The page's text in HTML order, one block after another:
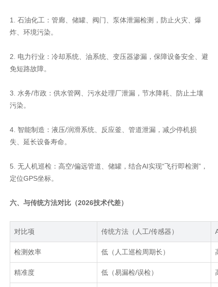
1. 石油化工：管廊、储罐、阀门、泵体泄漏检测，防止火灾、爆
炸、环境污染。
2. 电力行业：冷却系统、油系统、变压器渗漏，保障设备安全、避
免短路故障。
3. 水务/市政：供水管网、污水处理厂泄漏，节水降耗、防止土壤
污染。
4. 智能制造：液压/润滑系统、反应釜、管道泄漏，减少停机损
失、延长设备寿命。
5. 无人机巡检：高空/偏远管道、储罐，结合AI实现“飞行即检测”，
定位GPS坐标。
六、与传统方法对比（2026技术代差）
对比项 传统方法（人工/传感器）
检测效率 低（人工巡检周期长）
精准度 低（易漏检/误检）